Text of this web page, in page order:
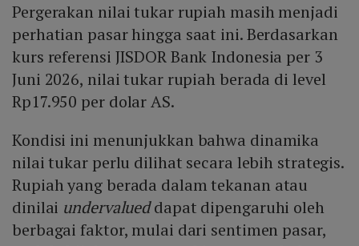
Pergerakan nilai tukar rupiah masih menjadi
perhatian pasar hingga saat ini. Berdasarkan
kurs referensi JISDOR Bank Indonesia per 3
Juni 2026, nilai tukar rupiah berada di level
Rp17.950 per dolar AS.
Kondisi ini menunjukkan bahwa dinamika
nilai tukar perlu dilihat secara lebih strategis.
Rupiah yang berada dalam tekanan atau
dinilai undervalueddapat dipengaruhi oleh
berbagai faktor, mulai dari sentimen pasar,